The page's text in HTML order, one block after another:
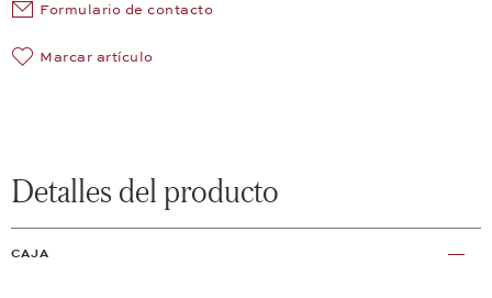
Formulario de contacto
Marcar artículo
Detalles del producto
CAJA